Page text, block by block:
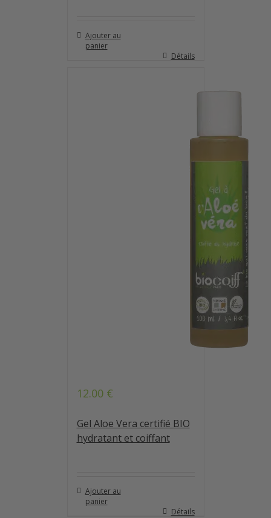
Ajouter au
panier
Détails
12.00 €
Gel Aloe Vera certifié BIO
hydratant et coiffant
Ajouter au
panier
Détails